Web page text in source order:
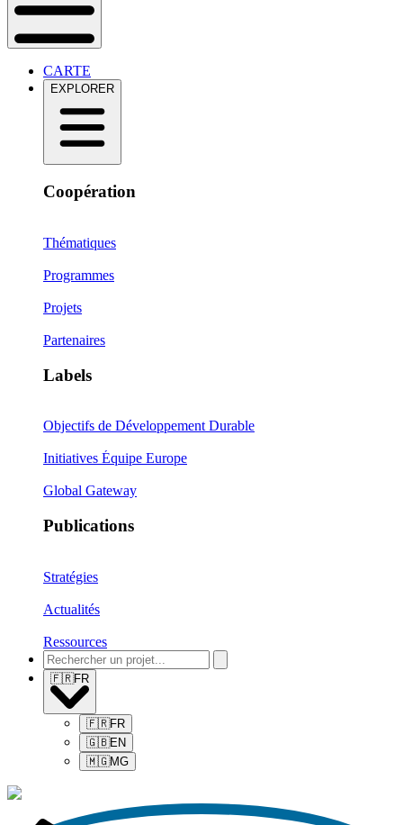
CARTE
EXPLORER
Coopération
Thématiques
Programmes
Projets
Partenaires
Labels
Objectifs de Développement Durable
Initiatives Équipe Europe
Global Gateway
Publications
Stratégies
Actualités
Ressources
🇫🇷FR
🇫🇷FR
🇬🇧EN
🇲🇬MG